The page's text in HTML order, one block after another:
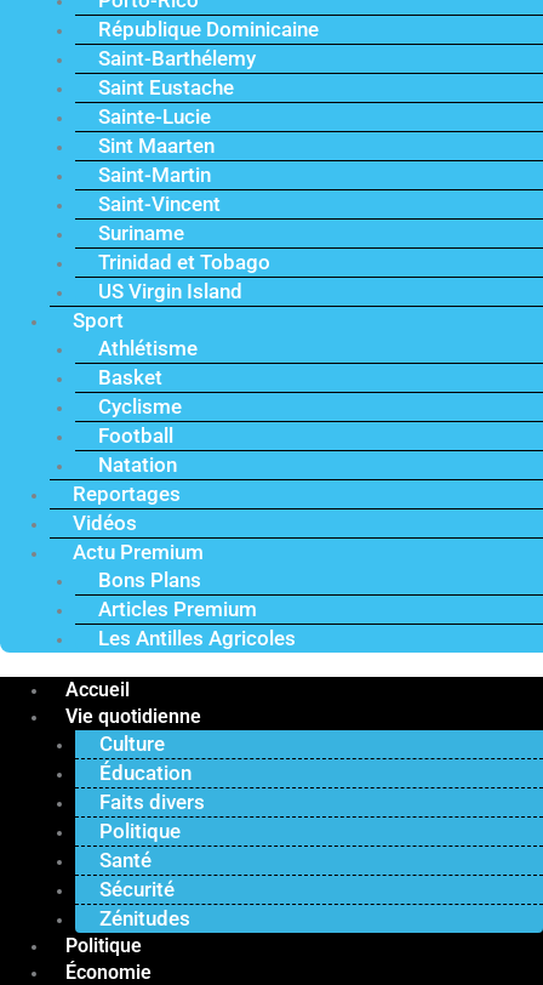
République Dominicaine
Saint-Barthélemy
Saint Eustache
Sainte-Lucie
Sint Maarten
Saint-Martin
Saint-Vincent
Suriname
Trinidad et Tobago
US Virgin Island
Sport
Athlétisme
Basket
Cyclisme
Football
Natation
Reportages
Vidéos
Actu Premium
Bons Plans
Articles Premium
Les Antilles Agricoles
Accueil
Vie quotidienne
Culture
Éducation
Faits divers
Politique
Santé
Sécurité
Zénitudes
Politique
Économie